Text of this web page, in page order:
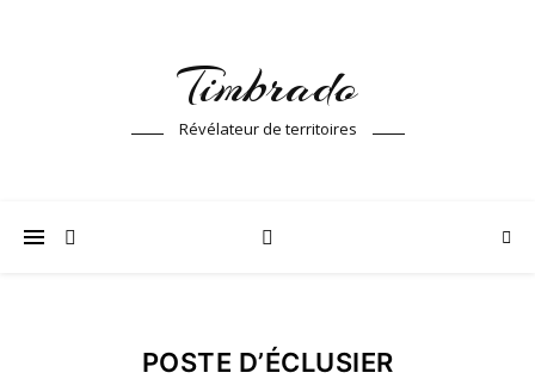
Timbrado
Révélateur de territoires
POSTE D’ÉCLUSIER